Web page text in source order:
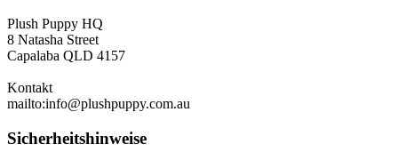
Plush Puppy HQ
8 Natasha Street
Capalaba QLD 4157
Kontakt
mailto:info@plushpuppy.com.au
Sicherheitshinweise